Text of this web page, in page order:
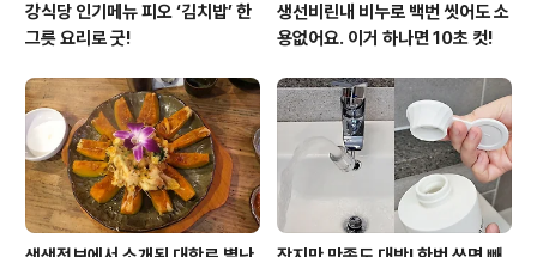
강식당 인기메뉴 피오 ‘김치밥’ 한
그릇 요리로 굿!
생선비린내 비누로 백번 씻어도 소
용없어요. 이거 하나면 10초 컷!